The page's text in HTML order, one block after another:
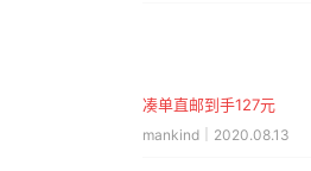
凑单直邮到手127元
mankind｜2020.08.13